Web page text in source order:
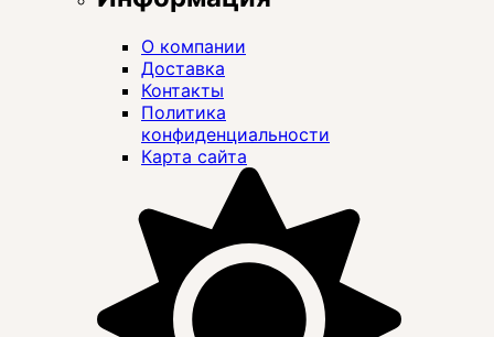
О компании
Доставка
Контакты
Политика
конфиденциальности
Карта сайта